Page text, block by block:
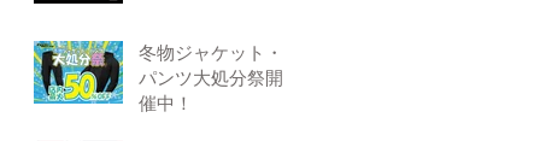
冬物ジャケット・
パンツ大処分祭開
催中！